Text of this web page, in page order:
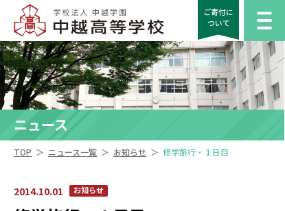
ご寄付に
ついて
ニュース
TOP ＞ ニュース一覧 ＞ お知らせ ＞ 修学旅行・１日目
2014.10.01 お知らせ